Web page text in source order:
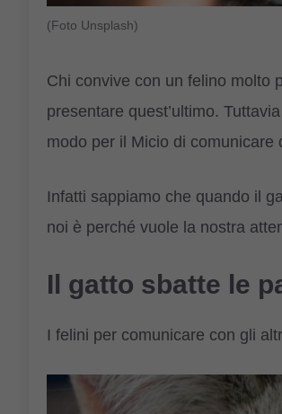
(Foto Unsplash)
Chi convive con un felino molto
presentare quest’ultimo.
modo per il Micio di comunicare
Infatti sappiamo che quando il
noi è perché vuole la nostra
Il gatto sbatte le
I felini per comunicare con gli